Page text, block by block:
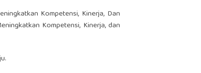
Kompetensi, Kinerja, Dan
Kompetensi, Kinerja, dan